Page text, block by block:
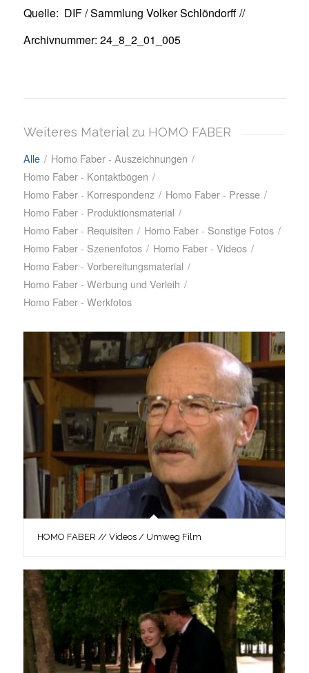
Quelle: DIF / Sammlung Volker Schlöndorff //
Archivnummer: 24_8_2_01_005
Weiteres Material zu HOMO FABER
Alle / Homo Faber - Auszeichnungen /
Homo Faber - Kontaktbögen /
Homo Faber - Korrespondenz / Homo Faber - Presse /
Homo Faber - Produktionsmaterial /
Homo Faber - Requisiten / Homo Faber - Sonstige Fotos /
Homo Faber - Szenenfotos / Homo Faber - Videos /
Homo Faber - Vorbereitungsmaterial /
Homo Faber - Werbung und Verleih /
Homo Faber - Werkfotos
HOMO FABER // Videos / Umweg Film